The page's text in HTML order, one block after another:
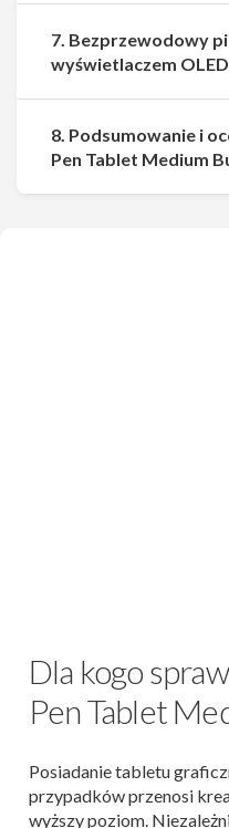
Dla kogo
Pen Tablet
Posiadanie tabletu
przypadków przenosi
wyższy poziom.
7. Bezprzewodowy
wyświetlaczem OLED
8. Podsumowanie i
Pen Tablet Medium